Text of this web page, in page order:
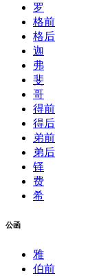
罗
格前
格后
迦
弗
斐
哥
得前
得后
弟前
弟后
铎
费
希
公函
雅
伯前